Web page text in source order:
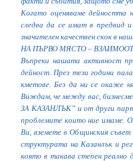
Когато оценяваме дейността
следва да се имат в предвид
значителен качествен скок в
НА ПЪРВО МЯСТО –
Въпреки нашата активност
дейност. През тези години
кметове. Без да ни се окаже
Виждам, че между вас,
ЗА КАЗАНЛЪК” и от други
проблемите които ние имаме.
Ви, вземете в Общинския
структурата на Казанлък и
която в такава степен реално